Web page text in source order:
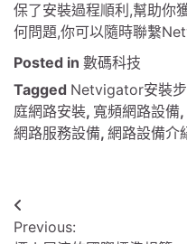
保了安裝過程順利,幫助你
何問題,你可以隨時聯繫
Posted in 數碼科技
Tagged Netvigator安裝
庭網路安裝, 寬頻網路設備,
網路服務設備, 網路設備介
文
Previous: